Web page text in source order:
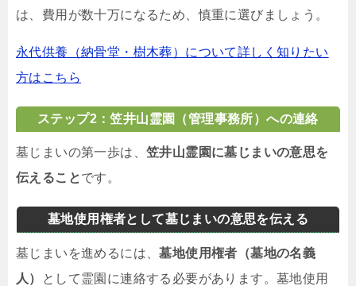
は、費用が数十万になるため、慎重に選びましょう。
永代供養（納骨堂・樹木葬）について詳しく知りたい
方はこちら
ステップ2：笠井山霊園（管理事務所）への連絡
墓じまいの第一歩は、 笠井山霊園に墓じまいの意思を
伝えることです。
墓地使用権者として墓じまいの意思を伝える
墓じまいを進めるには、墓地使用権者（墓地の名義
人）
として霊園に連絡する必要があります。墓地使用